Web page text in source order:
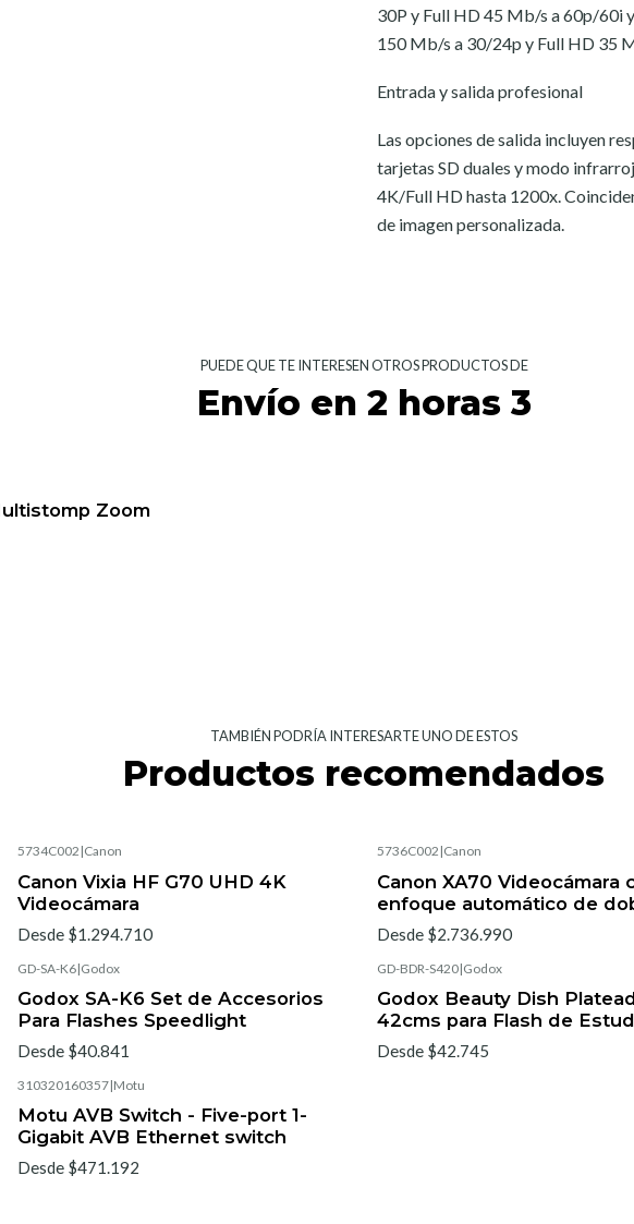
30P y Full HD 45 Mb/s a 60p/60i
150 Mb/s a 30/24p y Full HD 35
Entrada y salida profesional
Las opciones de salida incluyen
tarjetas SD duales y modo
4K/Full HD hasta 1200x.
de imagen personalizada.
PUEDE QUE TE INTERESEN OTROS PRODUCTOS DE
Envío en 2 horas 3
Zoom
TAMBIÉN PODRÍA INTERESARTE UNO DE ESTOS
Productos recomendados
5734C002 |Canon
Canon Vixia HF G70 UHD 4K
Videocámara
Desde $1.294.710
5736C002 |Canon
Canon XA70 Videocámara
enfoque automático de
Desde $2.736.990
GD-SA-K6|Godox
Godox SA-K6 Set de Accesorios
Para Flashes Speedlight
Desde $40.841
GD-BDR-S420|Godox
Godox Beauty Dish
42cms para Flash de
Desde $42.745
310320160357|Motu
Motu AVB Switch - Five-port 1-
Gigabit AVB Ethernet switch
Desde $471.192